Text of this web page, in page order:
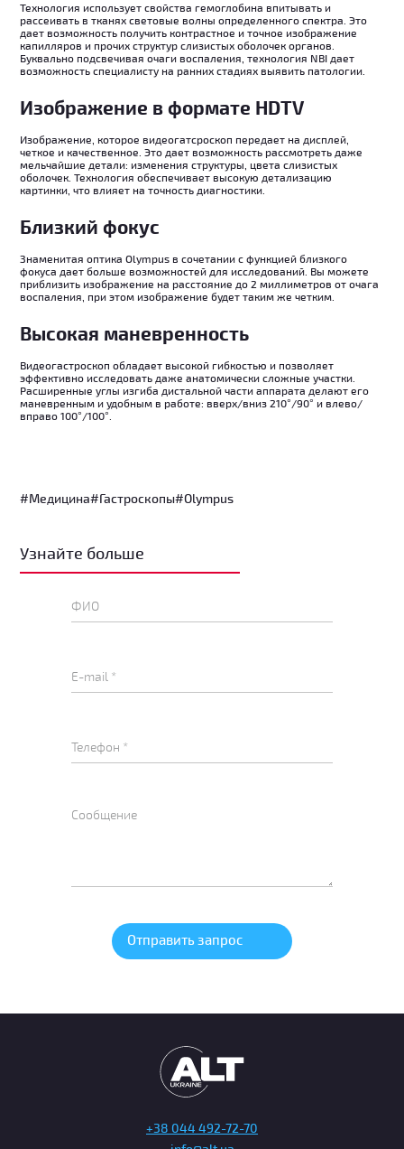
Технология использует свойства гемоглобина впитывать и
рассеивать в тканях световые волны определенного спектра. Это
дает возможность получить контрастное и точное изображение
капилляров и прочих структур слизистых оболочек органов.
Буквально подсвечивая очаги воспаления, технология NBI дает
возможность специалисту на ранних стадиях выявить патологии.
Изображение в формате HDTV
Изображение, которое видеогатсроскоп передает на дисплей,
четкое и качественное. Это дает возможность рассмотреть даже
мельчайшие детали: изменения структуры, цвета слизистых
оболочек. Технология обеспечивает высокую детализацию
картинки, что влияет на точность диагностики.
Близкий фокус
Знаменитая оптика Olympus в сочетании с функцией близкого
фокуса дает больше возможностей для исследований. Вы можете
приблизить изображение на расстояние до 2 миллиметров от очага
воспаления, при этом изображение будет таким же четким.
Высокая маневренность
Видеогастроскоп обладает высокой гибкостью и позволяет
эффективно исследовать даже анатомически сложные участки.
Расширенные углы изгиба дистальной части аппарата делают его
маневренным и удобным в работе: вверх/вниз 210°/90° и влево/
вправо 100°/100°.
#Медицина#Гастроскопы#Olympus
Узнайте больше
+38 044 492-72-70